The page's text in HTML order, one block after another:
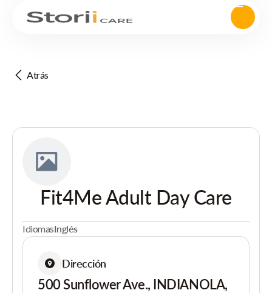
Atrás
Fit4Me Adult Day Care
IdiomasInglés
Dirección
500 Sunflower Ave., INDIANOLA,